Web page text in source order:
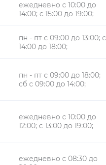
ежедневно с 10:00 до
14:00; с 15:00 до 19:00;
пн - пт с 09:00 до 13:00; с
14:00 до 18:00;
пн - пт с 09:00 до 18:00;
сб с 09:00 до 14:00;
ежедневно с 10:00 до
12:00; с 13:00 до 19:00;
ежедневно с 08:30 до